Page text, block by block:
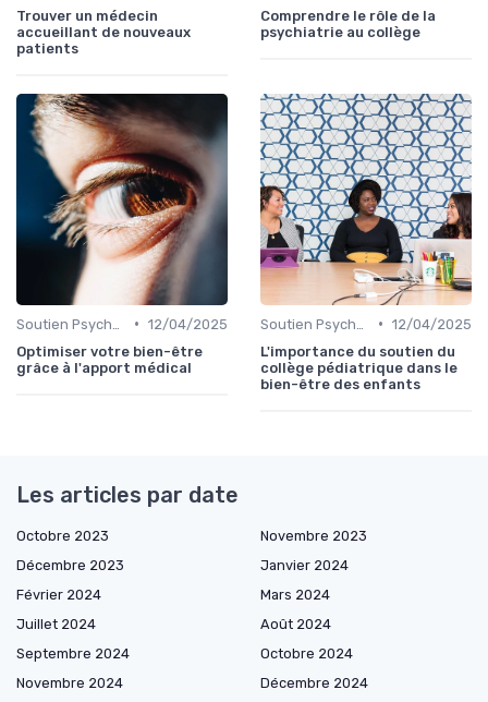
Trouver un médecin
accueillant de nouveaux
patients
Comprendre le rôle de la
psychiatrie au collège
• 12/04/2025
Optimiser votre bien-être
grâce à l'apport médical
• 12/04/2025
L'importance du soutien du
collège pédiatrique dans le
bien-être des enfants
Les articles par date
Octobre 2023
Novembre 2023
Décembre 2023
Janvier 2024
Février 2024
Mars 2024
Juillet 2024
Août 2024
Septembre 2024
Octobre 2024
Novembre 2024
Décembre 2024